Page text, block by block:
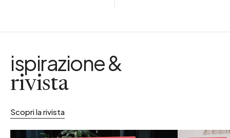
ispirazione &
rivista
Scopri la rivista